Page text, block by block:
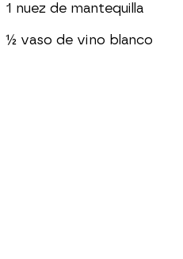
1 nuez de mantequilla
½ vaso de vino blanco